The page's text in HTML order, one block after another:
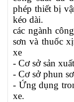
phép thiết bị
kéo dài.
các ngành
sơn và thuốc
xe
- Cơ sở sản
- Cơ sở phun
- Ứng dụng
xe.